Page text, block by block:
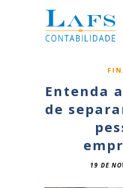
Entenda
de
19 DE